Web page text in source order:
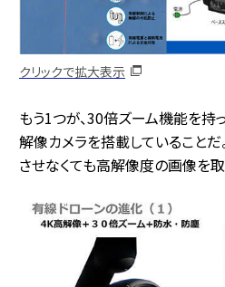
クリックで拡大表示
もう1つが、30倍ズーム機能を持
解像カメラを搭載していること
させなくても高解像度の画像を取